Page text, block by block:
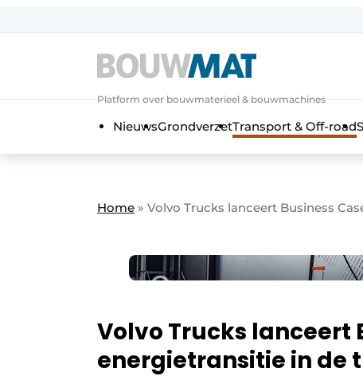
Algemene voorwaarden
BedrijvenAanmeldenAanmelden FR
Bedankt
Bedrijven
Bouwmat | Platform over
Direct contact
Meest gelezen
Podcasts
Privacy / Cookie statement
Vacature aanmelden
Platform over bouwmaterieel & bouwmachines
NieuwsGrondverzetTransport & Off-road
Home » Volvo Trucks lanceert Business
Volvo Trucks lanceert
energietransitie in de